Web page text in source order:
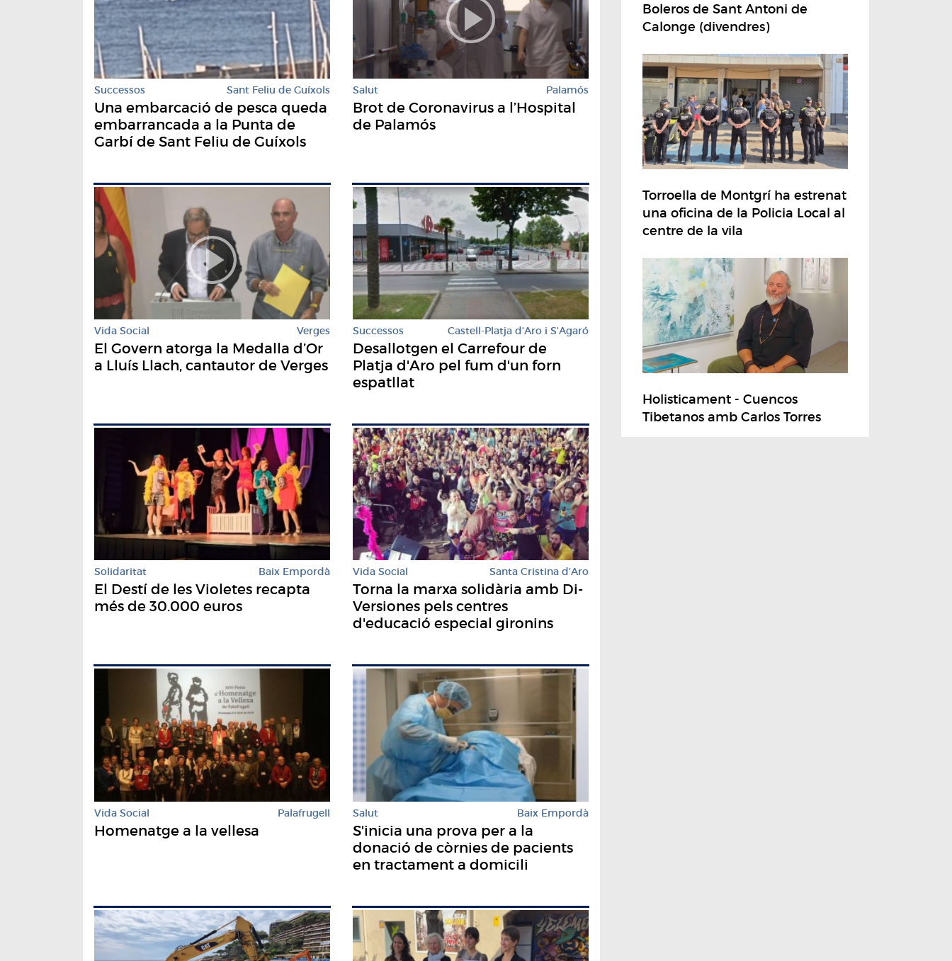
Successos Sant Feliu de Guíxols
Una embarcació de pesca queda
embarrancada a la Punta de
Garbí de Sant Feliu de Guíxols
Salut Palamós
Brot de Coronavirus a l’Hospital
de Palamós
Vida Social Verges
El Govern atorga la Medalla d’Or
a Lluís Llach, cantautor de Verges
Successos Castell-Platja d'Aro i S'Agaró
Desallotgen el Carrefour de
Platja d'Aro pel fum d'un forn
espatllat
Solidaritat Baix Empordà
El Destí de les Violetes recapta
més de 30.000 euros
Vida Social Santa Cristina d'Aro
Torna la marxa solidària amb Di-
Versiones pels centres
d'educació especial gironins
Vida Social Palafrugell
Homenatge a la vellesa
Salut Baix Empordà
S'inicia una prova per a la
donació de còrnies de pacients
en tractament a domicili
Boleros de Sant Antoni de
Calonge (divendres)
Torroella de Montgrí ha estrenat
una oficina de la Policia Local al
centre de la vila
Holisticament - Cuencos
Tibetanos amb Carlos Torres